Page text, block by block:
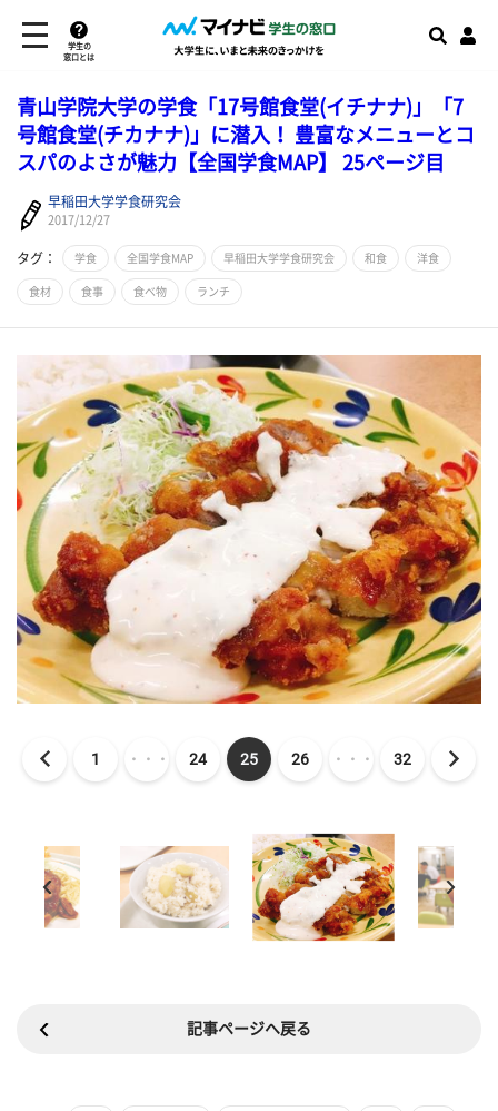
学生の
窓口とは
青山学院大学の学食「17号館食堂(イチナナ)」「7
号館食堂(チカナナ)」に潜入！ 豊富なメニューとコ
スパのよさが魅力【全国学食MAP】 25ページ目
早稲田大学学食研究会
2017/12/27
タグ： 学食 全国学食MAP 早稲田大学学食研究会 和食 洋食
食材 食事 食べ物 ランチ
1 ・・・ 24 25 26 ・・・ 32
記事ページへ戻る